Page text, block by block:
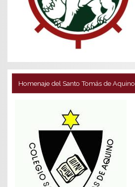
Homenaje del Santo Tomás de Aquino